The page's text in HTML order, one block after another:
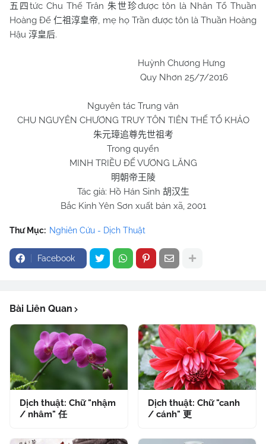
五四 tức Chu Thế Trân 朱世珍được tôn là Nhân Tổ Thuần
Hoàng Đế仁祖淳皇帝, mẹ họ Trần được tôn là Thuần Hoàng
Hậu 淳皇后.
Huỳnh Chương Hưng
Quy Nhơn 25/7/2016
Nguyên tác Trung văn
CHUNGUYÊN CHƯƠNG TRUY TÔN TIÊN THẾ TỔ KHẢO
朱元璋追尊先世祖考
Trong quyển
MINH TRIỀU ĐẾ VƯƠNG LĂNG
明朝帝王陵
Tác giả: Hồ Hán Sinh 胡汉生
Bắc Kinh Yên Sơn xuất bản xã, 2001
Thư Mục: Nghiên Cứu - Dịch Thuật
Facebook
Bài Liên Quan
Dịch thuật: Chữ "nhậm
/ nhâm" 任
Dịch thuật: Chữ "canh
/ cánh" 更